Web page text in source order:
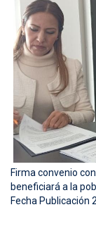
Firma convenio
beneficiará a la
Fecha Publicación